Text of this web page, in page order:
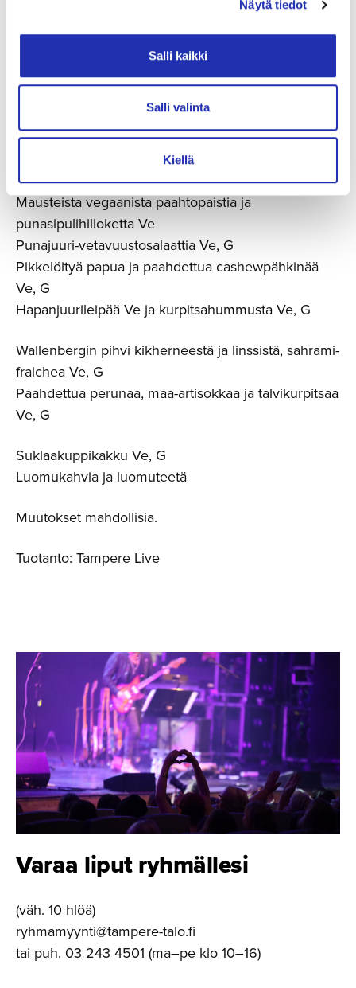
Näytä tiedot
Salli kaikki
Salli valinta
Kiellä
Vegaaninen menu:
Savustettua porkkalaa ja sinappista munakoisoa Ve,
G
Vatkistartar, marinoitua kurkkua ja vihreää omenaa
Ve, G
Vihersalaattia, retiisiä ja kirsikkatomaattia sekä
sinappivinegrettiä Ve, G
Mausteista vegaanista paahtopaistia ja
punasipulihilloketta Ve
Punajuuri-vetavuustosalaattia Ve, G
Pikkelöityä papua ja paahdettua cashewpähkinää
Ve, G
Hapanjuurileipää Ve ja kurpitsahummusta Ve, G
Wallenbergin pihvi kikherneestä ja linssistä, sahrami-
fraichea Ve, G
Paahdettua perunaa, maa-artisokkaa ja talvikurpitsaa
Ve, G
Suklaakuppikakku Ve, G
Luomukahvia ja luomuteetä
Muutokset mahdollisia.
Tuotanto: Tampere Live
Varaa liput ryhmällesi
(väh. 10 hlöä)
ryhmamyynti@tampere-talo.fi
tai puh. 03 243 4501 (ma–pe klo 10–16)